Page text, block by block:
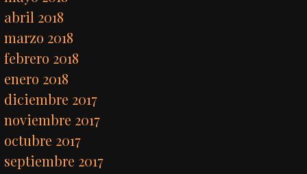
abril 2018
marzo 2018
febrero 2018
enero 2018
diciembre 2017
noviembre 2017
octubre 2017
septiembre 2017